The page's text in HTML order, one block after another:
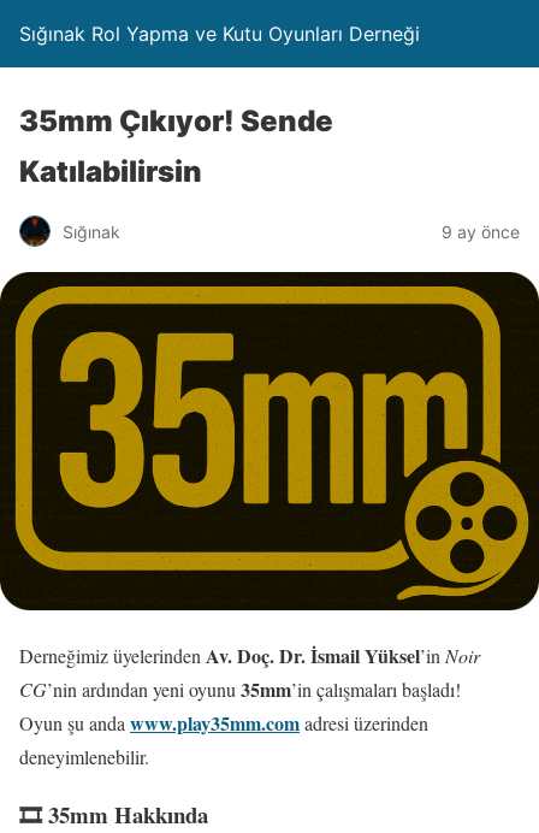
Sığınak Rol Yapma ve Kutu Oyunları Derneği
35mm Çıkıyor! Sende
Katılabilirsin
Sığınak 9 ay önce
Derneğimiz üyelerinden Av. Doç. Dr. İsmail Yüksel’in Noir
CG’nin ardından yeni oyunu 35mm’in çalışmaları başladı!
Oyun şu anda www.play35mm.comadresi üzerinden
deneyimlenebilir.
🎞️ 35mm Hakkında